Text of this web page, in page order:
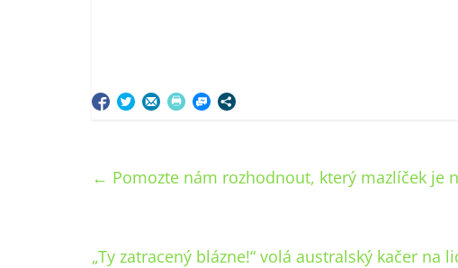
← Pomozte nám rozhodnout, který mazlíček je
„Ty zatracený blázne!“ volá australský kačer na